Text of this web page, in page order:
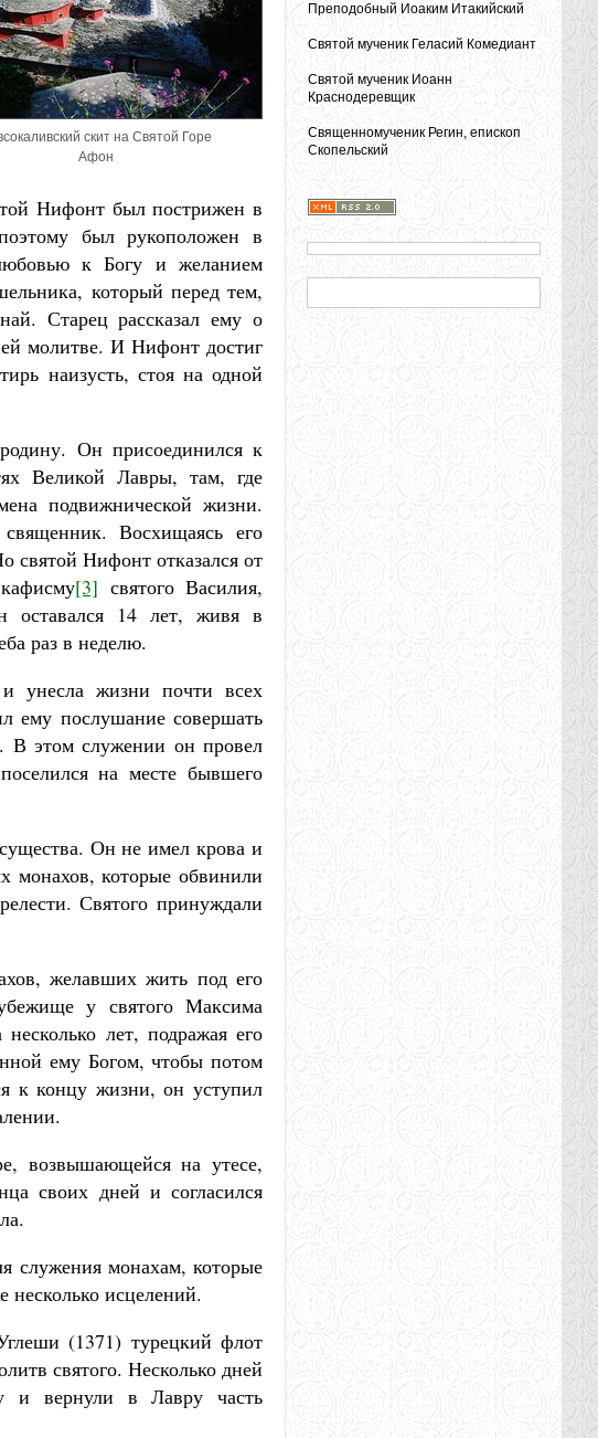
скит на Святой Горе
Афон
Нифонт был пострижен в
был рукоположен в
к Богу и желанием
который перед тем,
Старец рассказал ему о
молитве. И Нифонт достиг
наизусть, стоя на одной
Он присоединился к
Великой Лавры, там, где
подвижнической жизни.
Восхищаясь его
святой Нифонт отказался от
[3] святого Василия,
оставался 14 лет, живя в
раз в неделю.
унесла жизни почти всех
ему послушание совершать
В этом служении он провел
на месте бывшего
Он не имел крова и
монахов, которые обвинили
Святого принуждали
желавших жить под его
у святого Максима
лет, подражая его
ему Богом, чтобы потом
к концу жизни, он уступил
возвышающейся на утесе,
своих дней и согласился
служения монахам, которые
исцелений.
(1371) турецкий флот
святого. Несколько дней
и вернули в Лавру часть
Преподобный Иоаким Итакийский
Святой мученик Геласий Комедиант
Святой мученик Иоанн
Краснодеревщик
Священномученик Регин, епископ
Скопельский